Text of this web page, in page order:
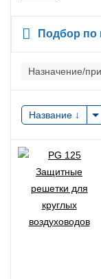
Подбор по
Назначение/
Название